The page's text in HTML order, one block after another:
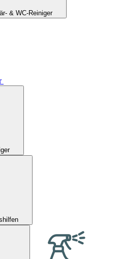
& WC-Reiniger